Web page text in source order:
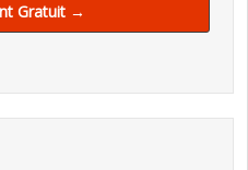
Gratuit →